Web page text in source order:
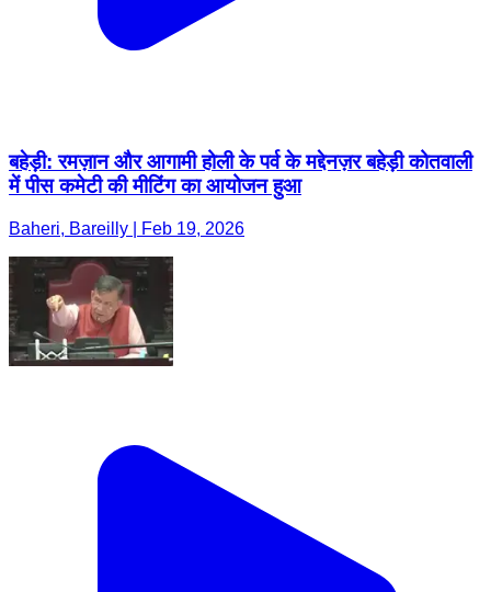
बहेड़ी: रमज़ान और आगामी होली के पर्व के मद्देनज़र बहेड़ी कोतवाली
में पीस कमेटी की मीटिंग का आयोजन हुआ
Baheri, Bareilly | Feb 19, 2026